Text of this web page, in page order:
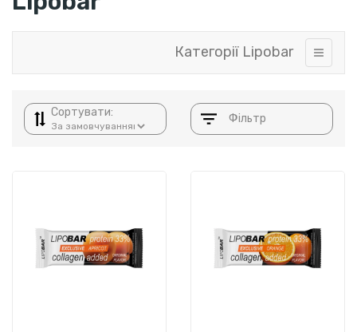
Категорії Lipobar
Сортувати: Фільтр